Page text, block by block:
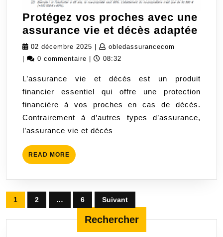
Protégez vos proches avec une
assurance vie et décès adaptée
une
vie
et
02 décembre 2025 02
décembre
obledassurancecom
0 commentaire 08:32
L’assurance vie et décès est un produit
financier essentiel qui offre une protection
financière à vos proches en cas de décès.
Contrairement à d’autres types d’assurance,
l’assurance vie et décès
READ MORE READ
MORE
Pagination
des
1 2 … 6 Suivant
Rechercher